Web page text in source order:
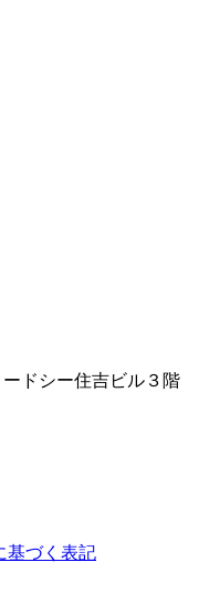
ドシー住吉ビル３階
基づく表記